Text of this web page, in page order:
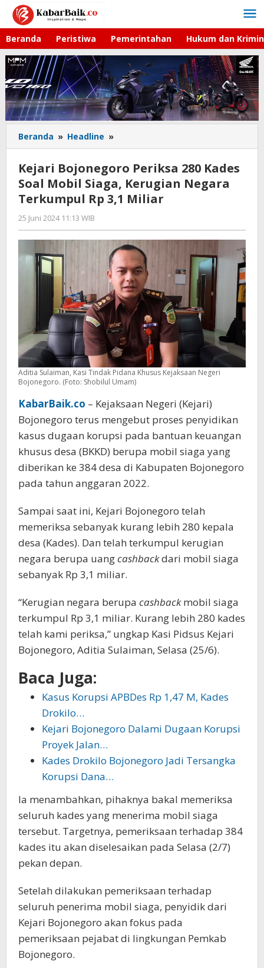
Lewati
konten
Beranda Peristiwa Pemerintahan Hukum dan
Beranda » Headline »
Bojonegoro
280
Kades
Soal
Negara
Terkumpul
Rp
3,1
Miliar
Kejari Bojonegoro Periksa 280 Kades
Soal Mobil Siaga, Kerugian Negara
Terkumpul Rp 3,1 Miliar
25 Juni 2024 11:13 WIB
Andika
DP
Aditia Sulaiman, Kasi Tindak Pidana Khusus Kejaksaan Negeri
Bojonegoro. (Foto: Shobilul Umam)
KabarBaik.co – Kejaksaan Negeri (Kejari)
Bojonegoro terus mengebut proses penyidikan
kasus dugaan korupsi pada bantuan keuangan
khusus desa (BKKD) berupa mobil siaga yang
diberikan ke 384 desa di Kabupaten Bojonegoro
pada tahun anggaran 2022.
Sampai saat ini, Kejari Bojonegoro telah
memeriksa sebanyak kurang lebih 280 kepala
desa (Kades). Dan telah terkumpul kerugian
negara berupa uangcashbackdari mobil siaga
sebanyak Rp 3,1 miliar.
“Kerugian negara berupa cashbackmobil siaga
terkumpul Rp 3,1 miliar. Kurang lebih 280 kades
telah kami periksa,” ungkap Kasi Pidsus Kejari
Bojonegoro, Aditia Sulaiman, Selasa (25/6).
Baca Juga:
Kasus Korupsi APBDes Rp 1,47 M, Kades
Drokilo…
Kejari Bojonegoro Dalami Dugaan Korupsi
Proyek Jalan…
Kades Drokilo Bojonegoro Jadi Tersangka
Korupsi Dana…
Ia menambahkan, pihaknya bakal memeriksa
seluruh kades yang menerima mobil siaga
tersebut. Targetnya, pemeriksaan terhadap 384
kades itu akan diselesaikan pada Selasa (2/7)
pekan depan.
Setelah dilakukan pemeriksaan terhadap
seluruh penerima mobil siaga, penyidik dari
Kejari Bojonegoro akan fokus pada
pemeriksaan pejabat di lingkungan Pemkab
Bojonegoro.